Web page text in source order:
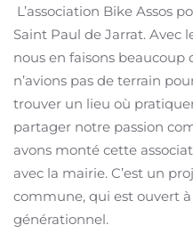
L’association Bike Assos
Saint Paul de Jarrat. Avec
nous en faisons
n’avions pas de terrain
trouver un lieu où
partager notre passion
avons monté cette
avec la mairie. C’est un
commune, qui est ouvert
générationnel.